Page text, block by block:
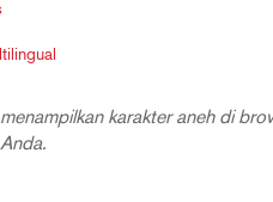
karakter aneh di